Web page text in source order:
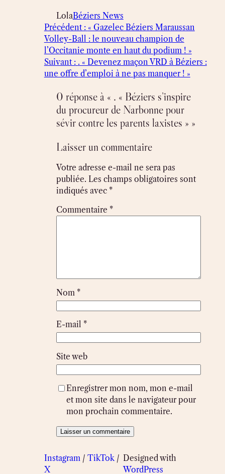
LolaBéziers News
Précédent : « Gazelec Béziers Maraussan
Volley-Ball : le nouveau champion de
l’Occitanie monte en haut du podium ! »
Suivant : . « Devenez maçon VRD à Béziers :
une offre d’emploi à ne pas manquer ! »
0 réponse à « . « Béziers s’inspire
du procureur de Narbonne pour
sévir contre les parents laxistes » »
Laisser un commentaire
Votre adresse e-mail ne sera pas
publiée. Les champs obligatoires sont
indiqués avec *
Commentaire *
Nom *
E-mail *
Site web
Enregistrer mon nom, mon e-mail
et mon site dans le navigateur pour
mon prochain commentaire.
Instagram/ TikTok/
X
Designed with
WordPress